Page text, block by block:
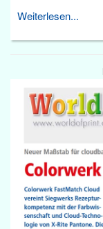
Weiterlesen...